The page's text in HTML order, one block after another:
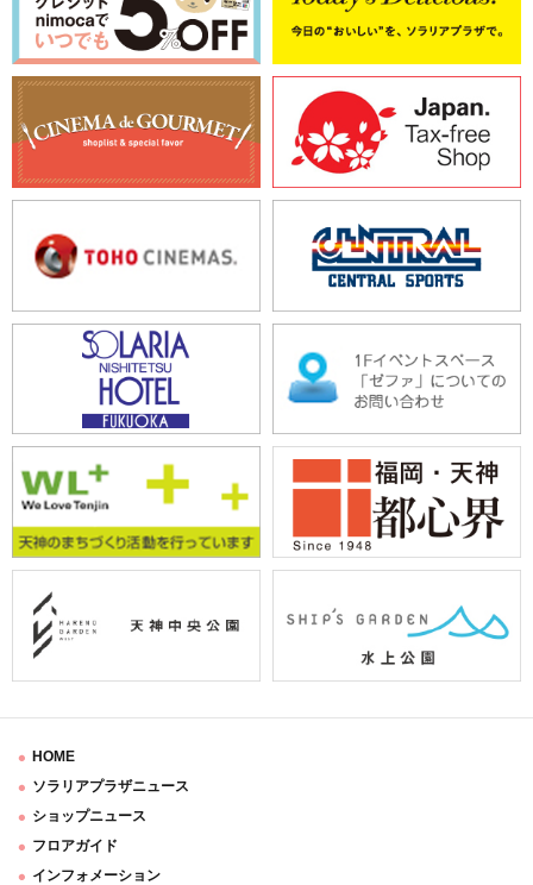
HOME
ソラリアプラザニュース
ショップニュース
フロアガイド
インフォメーション